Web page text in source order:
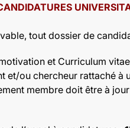
tout dossier de
et Curriculum
et/ou chercheur rattaché à
membre doit être à